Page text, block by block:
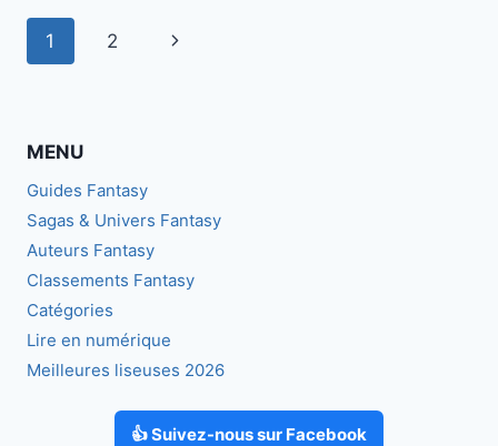
11
Navigation
1 2
Page
MENU
Guides Fantasy
Sagas & Univers Fantasy
Auteurs Fantasy
Classements Fantasy
Catégories
Lire en numérique
Meilleures liseuses 2026
👍 Suivez-nous sur Facebook